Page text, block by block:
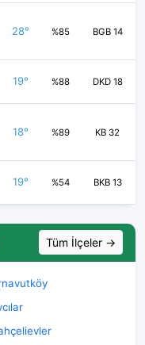
28° %85 BGB 14
19° %88 DKD 18
18° %89 KB 32
19° %54 BKB 13
Tüm İlçeler →